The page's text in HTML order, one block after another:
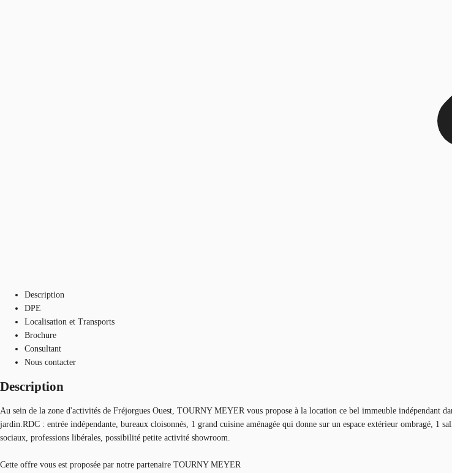
Description
DPE
Localisation et Transports
Brochure
Consultant
Nous contacter
Description
Au sein de la zone d'activités de Fréjorgues Ouest, TOURNY MEYER vous propose à la location ce bel immeuble indépendant
jardin.RDC : entrée indépendante, bureaux cloisonnés, 1 grand cuisine aménagée qui donne sur un espace extérieur ombragé, 1
sociaux, professions libérales, possibilité petite activité showroom.
Cette offre vous est proposée par notre partenaire TOURNY MEYER